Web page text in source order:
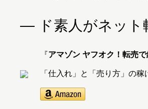
― ド素人がネット
『アマゾン ヤフオク！転売
「仕入れ」と「売り方」の稼